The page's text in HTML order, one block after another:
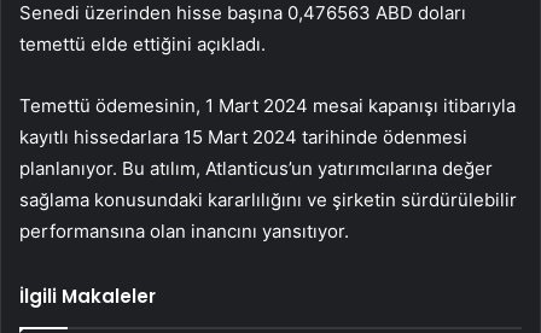
Senedi üzerinden hisse başına 0,476563 ABD doları
temettü elde ettiğini açıkladı.
Temettü ödemesinin, 1 Mart 2024 mesai kapanışı itibarıyla
kayıtlı hissedarlara 15 Mart 2024 tarihinde ödenmesi
planlanıyor. Bu atılım, Atlanticus’un yatırımcılarına değer
sağlama konusundaki kararlılığını ve şirketin sürdürülebilir
performansına olan inancını yansıtıyor.
İlgili Makaleler